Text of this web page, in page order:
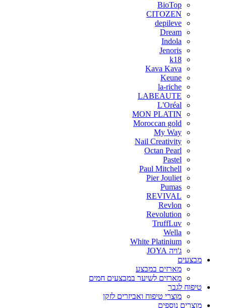
BioTop
CITOZEN
depileve
Dream
Indola
Jenoris
k18
Kava Kava
Keune
la-riche
LABEAUTE
L'Oréal
MON PLATIN
Moroccan gold
My Way
Nail Creativity
Octan Pearl
Pastel
Paul Mitchell
Pier Jouliet
Pumas
REVIVAL
Revlon
Revolution
TruffLuv
Wella
White Platinium
ג'ויה JOYA
מבצעים
מארזים במבצע
מארזים לשיער במבצעים חמים
טיפוח לגבר
מוצרי טיפוח ואביזרים לזקן
מוצרים נוספים